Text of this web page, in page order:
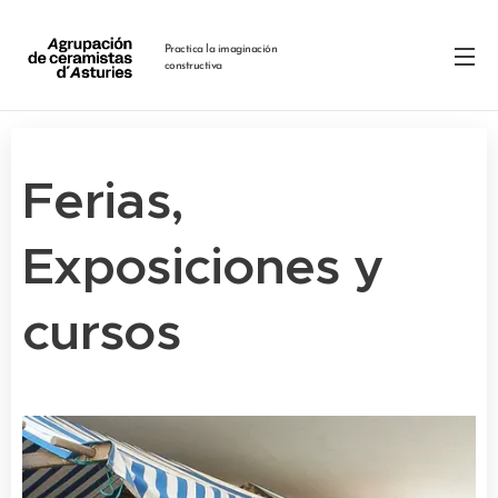
Practica la imaginación
constructiva
Ferias,
Exposiciones y
cursos